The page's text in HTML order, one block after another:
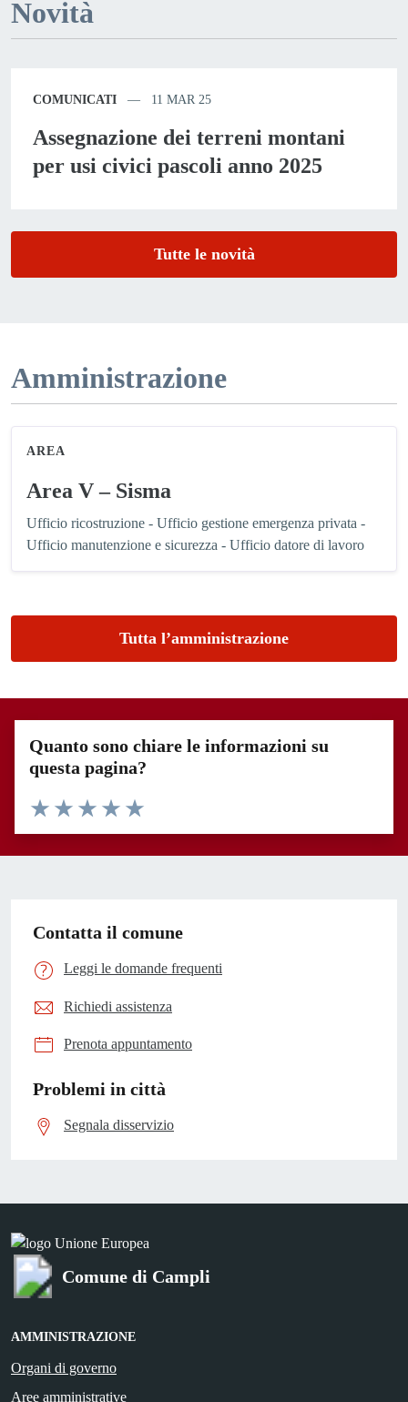
Novità
COMUNICATI 11 MAR 25
Assegnazione dei terreni montani
per usi civici pascoli anno 2025
Tutte le novità
Amministrazione
AREA
Area V – Sisma
Ufficio ricostruzione - Ufficio gestione emergenza privata -
Ufficio manutenzione e sicurezza - Ufficio datore di lavoro
Tutta l’amministrazione
Quanto sono chiare le informazioni su
questa pagina?
Contatta il comune
Leggi le domande frequenti
Richiedi assistenza
Prenota appuntamento
Problemi in città
Segnala disservizio
Comune di Campli
AMMINISTRAZIONE
Organi di governo
Aree amministrative